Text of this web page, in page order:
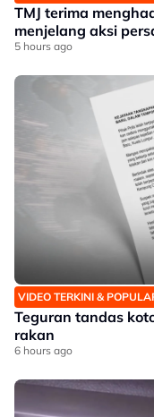
TMJ terima
menjelang aksi
5 hours ago
VIDEO TERKINI &
Teguran tandas
rakan
6 hours ago